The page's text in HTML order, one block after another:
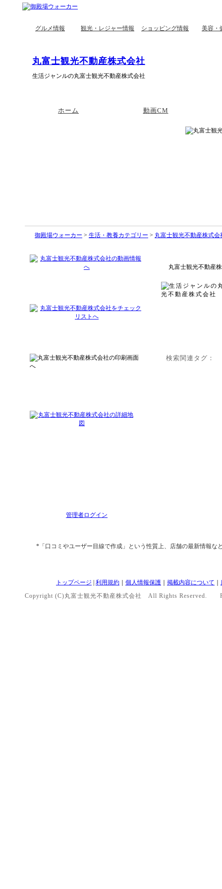
グルメ情報 観光・レジャー情報 ショッピング情報 美容・
丸富士観光不動産株式会社
生活ジャンルの丸富士観光不動産株式会社
ホーム 動画CM
御殿場ウォーカー > 生活・教養カテゴリー > 丸富士観光不動産株式会
管理者ログイン
丸富士観光不動産
検索関連タグ：
*「口コミやユーザー目線で作成」という性質上、店舗の最新情報
トップページ 利用規約 個人情報保護 掲載内容について
Copyright (C)丸富士観光不動産株式会社 All Rights Reserved.